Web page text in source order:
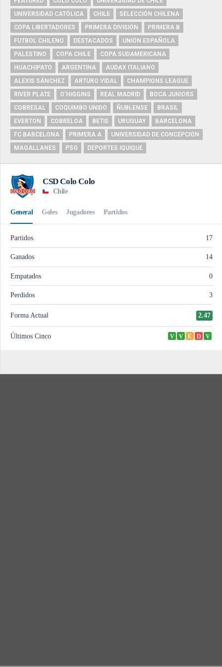
UNIVERSIDAD CATÓLICA
CHILE
SELECCIÓN CHILENA
COPA LIBERTADORES
PRIMERA DIVISIÓN
PRIMERA B
FUTBOL CHILENO
DESTACADOS
UNIÓN ESPAÑOLA
PALESTINO
COPA CHILE
COPA SUDAMERICANA
HUACHIPATO
ARGENTINA
AUDAX ITALIANO
ALEXIS SÁNCHEZ
ARTURO VIDAL
CHAMPIONS LEAGUE
RIVER PLATE
O'HIGGINS REAL MADRID
BOCA JUNIORS
COBRESAL
COQUIMBO UNIDO ÑUBLENSE
BRASIL
EVERTON
COBRELOA BETIS URUGUAY
BARCELONA
FC BARCELONA
PRIMERA A
UNIVERSIDAD DE CONCEPCIÓN
MAGALLANES
PSG DEPORTES IQUIQUE